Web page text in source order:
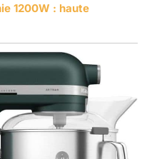
1200W : haute